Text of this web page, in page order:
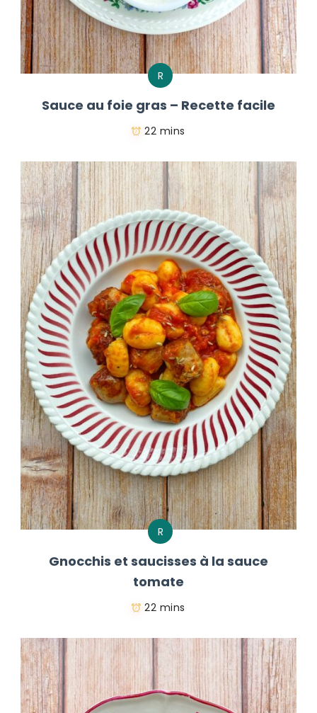
R
Sauce au foie gras – Recette facile
22 mins
R
Gnocchis et saucisses à la sauce
tomate
22 mins